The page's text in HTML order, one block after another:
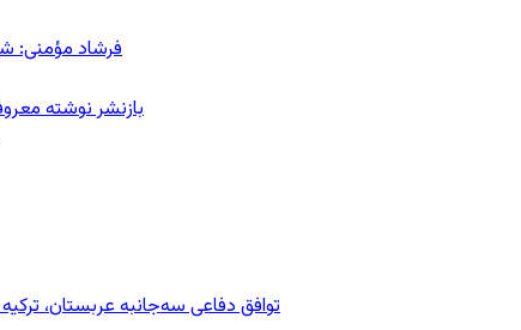
فرشاد مؤمنی:
بازنشر نوشته
توافق دفاعی سه‌جانبه عربستان،